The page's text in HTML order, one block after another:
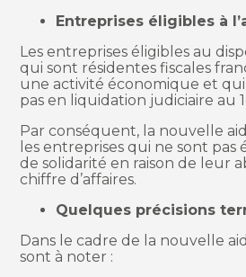
Entreprises éligibles à
Les entreprises éligibles au
qui sont résidentes fiscales
une activité économique et
pas en liquidation judiciaire au
Par conséquent, la nouvelle
les entreprises qui ne sont pas
de solidarité en raison de leur
chiffre d’affaires.
Quelques précisions
Dans le cadre de la nouvelle
sont à noter :